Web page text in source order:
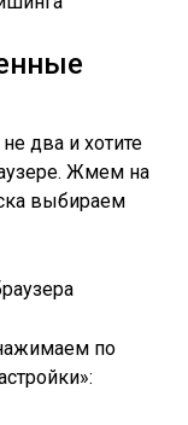
два и хотите
Жмем на
выбираем
по